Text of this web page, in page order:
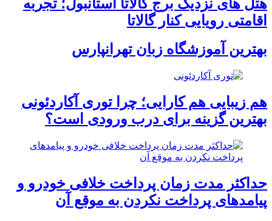
هتل های نزدیک برج گالاتا استانبول؛ تجربه
اقامتی رویایی کنار گالاتا
بهترین آموزشگاه زبان تهرانپارس
هم زیبایی هم کارایی؛ چرا توری آکاردئونی
بهترین گزینه برای درب ورودی است؟
حداکثر مدت زمان پرداخت خلافی خودرو و
پیامدهای پرداخت نکردن به موقع آن